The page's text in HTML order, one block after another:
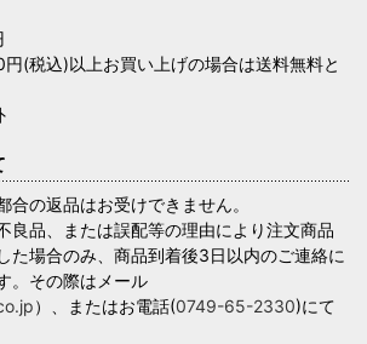
(税込)以上お買い上げの場合は送料無料と
合の返品はお受けできません。
良品、または誤配等の理由により注文商品
た場合のみ、商品到着後3日以内のご連絡に
。その際はメール
）、またはお電話(0749-65-2330)にて